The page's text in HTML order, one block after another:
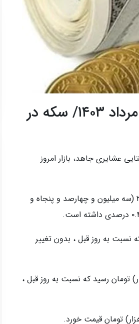
نرخ ارز ، سکه و طلا امروز سه‌شنبه ۹ مرداد ۱۴۰۳/ سکه در
عشایری جاهد، بازار امروز
قیمت طلا افزایش یافت و هر گرم طلا ۱۸ عیار، امروز به ۳,۴۵۳,۳۰۰ (سه میلیون و چهارصد و پنجاه و
رسید که نسبت به روز قبل ، بدون تغییر
دویست هزار) تومان رسید که نسبت به روز قبل ،